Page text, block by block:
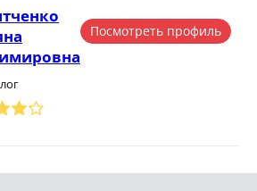
Посмотреть профиль